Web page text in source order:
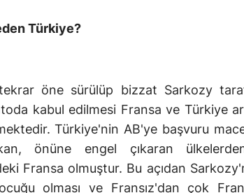
Türkiye?
tekrar öne sürülüp bizzat Sarkozy
kabul edilmesi Fransa ve Türkiye
Türkiye'nin AB'ye başvuru
önüne engel çıkaran
Fransa olmuştur. Bu açıdan
olması ve Fransız'dan çok